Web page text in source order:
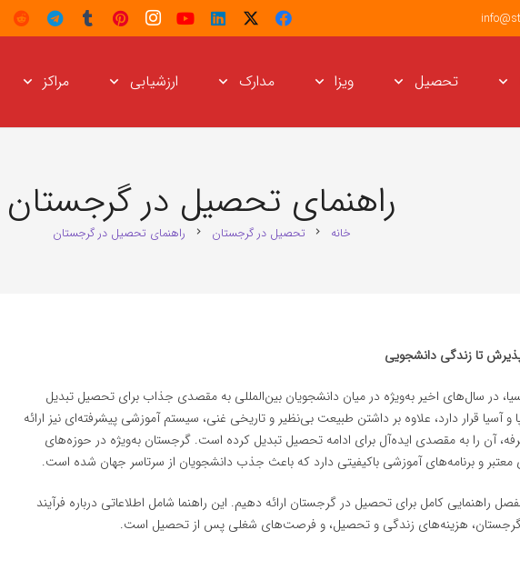
تحصیل ویزا مدارک ارزشیابی مراکز
راهنمای تحصیل در گرجستان
خانه chevron_right تحصیل در گرجستان chevron_right راهنمای تحصیل در گرجستان
تا زندگی دانشجویی
در سال‌های اخیر به‌ویژه در میان دانشجویان بین‌المللی به مقصدی جذاب برای تحصیل تبدیل
آسیا قرار دارد، علاوه بر داشتن طبیعت بی‌نظیر و تاریخی غنی، سیستم آموزشی پیشرفته‌ای نیز ارائه
آن را به مقصدی ایده‌آل برای ادامه تحصیل تبدیل کرده است. گرجستان به‌ویژه در حوزه‌های
و برنامه‌های آموزشی باکیفیتی دارد که باعث جذب دانشجویان از سرتاسر جهان شده است.
راهنمایی کامل برای تحصیل در گرجستان ارائه دهیم. این راهنما شامل اطلاعاتی درباره فرآیند
هزینه‌های زندگی و تحصیل، و فرصت‌های شغلی پس از تحصیل است.